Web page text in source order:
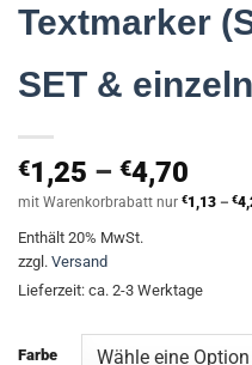
Textmarker
SET & einzeln
€1,25 – €4,70
mit Warenkorbrabatt nur €1,13 – €
Enthält 20% MwSt.
zzgl. Versand
Lieferzeit: ca. 2-3 Werktage
Farbe